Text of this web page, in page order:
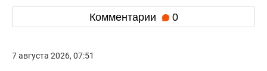
Комментарии 0
7 августа 2026, 07:51